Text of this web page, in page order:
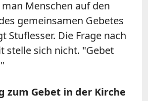
Menschen auf den
gemeinsamen Gebetes
Stuflesser. Die Frage nach
stelle sich nicht. "Gebet
zum Gebet in der Kirche